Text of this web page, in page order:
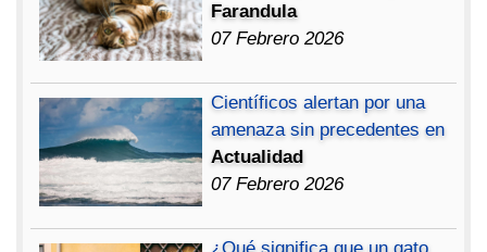
Farandula
07 Febrero 2026
Científicos alertan por una
amenaza sin precedentes en
Actualidad
07 Febrero 2026